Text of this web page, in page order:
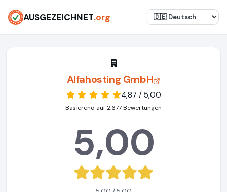
AUSGEZEICHNET.org
Alfahosting GmbH
4,87 / 5,00
Basierend auf 2.677 Bewertungen
5,00